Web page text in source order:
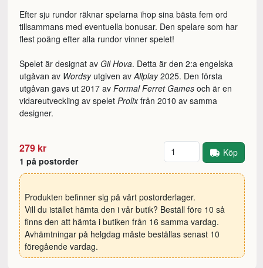
Efter sju rundor räknar spelarna ihop sina bästa fem ord
tillsammans med eventuella bonusar. Den spelare som har
flest poäng efter alla rundor vinner spelet!
Spelet är designat avGil Hova. Detta är den 2:a engelska
utgåvan av Wordsyutgiven avAllplay2025. Den första
utgåvan gavs ut 2017 avFormal Ferret Games och är en
vidareutveckling av speletProlixfrån 2010 av samma
designer.
279 kr
1 på postorder
Antal Köp
Produkten befinner sig på vårt postorderlager.
Vill du istället hämta den i vår butik? Beställ före 10 så
finns den att hämta i butiken från 16 samma vardag.
Avhämtningar på helgdag måste beställas senast 10
föregående vardag.